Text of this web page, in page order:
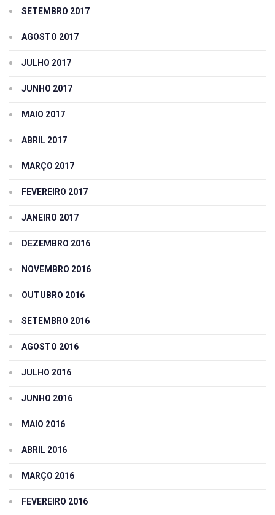
SETEMBRO 2017
AGOSTO 2017
JULHO 2017
JUNHO 2017
MAIO 2017
ABRIL 2017
MARÇO 2017
FEVEREIRO 2017
JANEIRO 2017
DEZEMBRO 2016
NOVEMBRO 2016
OUTUBRO 2016
SETEMBRO 2016
AGOSTO 2016
JULHO 2016
JUNHO 2016
MAIO 2016
ABRIL 2016
MARÇO 2016
FEVEREIRO 2016